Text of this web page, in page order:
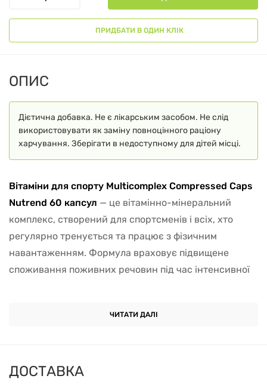
ПРИДБАТИ В ОДИН КЛІК
ДОСТАВКА
ОПИС
Дієтична добавка. Не є лікарським засобом. Не слід
використовувати як заміну повноцінного раціону
харчування. Зберігати в недоступному для дітей місці.
Вітаміни для спорту Multicomplex Compressed Caps
Nutrend 60 капсул — це вітамінно-мінеральний
комплекс, створений для спортсменів і всіх, хто
регулярно тренується та працює з фізичним
навантаженням. Формула враховує підвищене
споживання поживних речовин під час інтенсивної
використовувати активні дозування без зниження
засвоюваності через потенційно несумісні
ЧИТАТИ ДАЛІ